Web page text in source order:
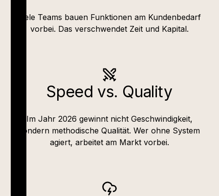
Viele Teams bauen Funktionen am Kundenbedarf
vorbei. Das verschwendet Zeit und Kapital.
Speed vs. Quality
Im Jahr 2026 gewinnt nicht Geschwindigkeit,
sondern methodische Qualität. Wer ohne System
agiert, arbeitet am Markt vorbei.